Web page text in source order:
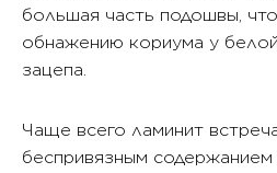
большая часть подошвы,
обнажению кориума у
зацепа.
Чаще всего ламинит
беспривязным содержанием